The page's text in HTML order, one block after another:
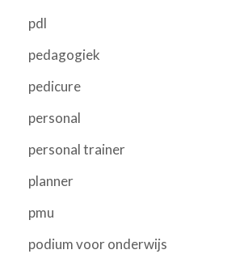
pdl
pedagogiek
pedicure
personal
personal trainer
planner
pmu
podium voor onderwijs